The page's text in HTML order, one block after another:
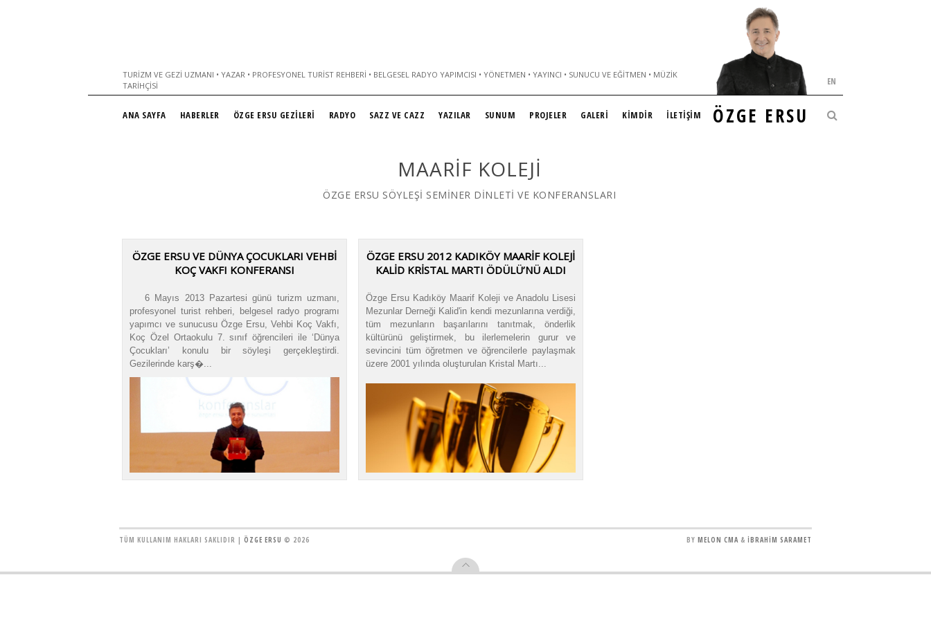
TURIZM VE GEZI UZMANI • YAZAR • PROFESYONEL TURIST REHBERI • BELGESEL RADYO YAPIMCISI • YÖNETMEN • YAYINCI • SUNUCU VE EĞITMEN • MÜZIK
TARIHÇISI
ÖZGE ERSU
EN
ANA SAYFA HABERLER ÖZGE ERSU GEZİLERİ RADYO SAZZ VE CAZZ YAZILAR SUNUM PROJELER GALERİ KİMDİR İLETİŞİM
MAARIF KOLEJI
ÖZGE ERSU SÖYLEŞİ SEMİNER DİNLETİ VE KONFERANSLARI
ÖZGE ERSU VE DÜNYA ÇOCUKLARI VEHBI
KOÇ VAKFI KONFERANSI
6 Mayıs 2013 Pazartesi günü turizm uzmanı,
profesyonel turist rehberi, belgesel radyo programı
yapımcı ve sunucusu Özge Ersu, Vehbi Koç Vakfı,
Koç Özel Ortaokulu 7. sınıf öğrencileri ile ‘Dünya
Çocukları’ konulu bir söyleşi gerçekleştirdi.
Gezilerinde karş�...
ÖZGE ERSU 2012 KADIKÖY MAARİF KOLEJİ
KALİD KRİSTAL MARTI ÖDÜLÜ’NÜ ALDI
Özge Ersu Kadıköy Maarif Koleji ve Anadolu Lisesi
Mezunlar Derneği Kalid'in kendi mezunlarına verdiği,
tüm mezunların başarılarını tanıtmak, önderlik
kültürünü geliştirmek, bu ilerlemelerin gurur ve
sevincini tüm öğretmen ve öğrencilerle paylaşmak
üzere 2001 yılında oluşturulan Kristal Martı...
TÜM KULLANIM HAKLARI SAKLIDIR | ÖZGE ERSU © 2026 BY MELON CMA & İBRAHİM SARAMET